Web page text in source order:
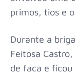
primos, tios e
Durante a
Feitosa
de faca e